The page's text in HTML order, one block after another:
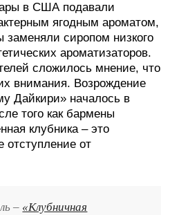
в США подавали
ягодным ароматом,
заменяли сиропом низкого
ароматизаторов.
сложилось мнение, что
внимания. Возрождение
Дайкири» началось в
того как бармены
клубника – это
отступление от
– «Клубничная